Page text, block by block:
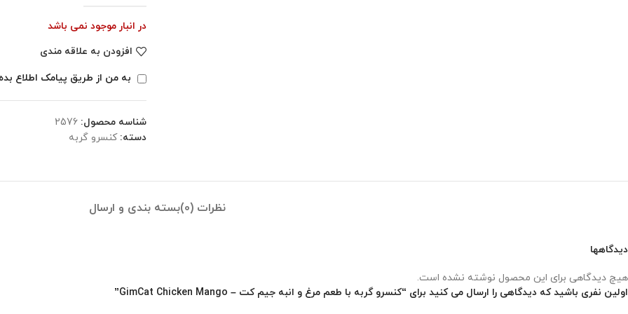
در انبار موجود نمی باشد
افزودن به علاقه مندی
به من از طریق پیامک اطلاع
شناسه محصول: 2576
دسته: کنسرو گربه
نظرات (0) بسته بندی و ارسال
دیدگاهها
هیچ دیدگاهی برای این محصول نوشته نشده است.
اولین نفری باشید که دیدگاهی را ارسال می کنید برای “کنسرو گربه با طعم مرغ و انبه جیم کت – GimCat Chicken Mango”